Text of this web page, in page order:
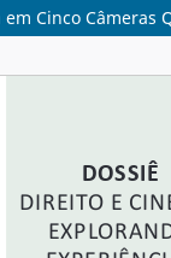
Cinco Câmeras